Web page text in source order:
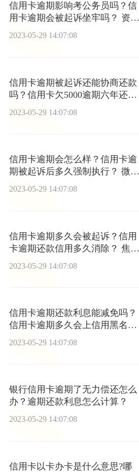
信用卡逾期影响考公务员吗？信
用卡逾期会被起诉坐牢吗？ 资讯
推荐
2023-05-29 14:07:08
信用卡逾期被起诉还能协商还款
吗？信用卡欠5000逾期六年还会
2023-05-29 14:07:08
信用卡逾期会怎么样？信用卡逾
期被起诉后多久强制执行？ 微速
讯
2023-05-29 14:07:08
信用卡逾期多久会被起诉？信用
卡逾期还款信用多久消除？ 焦点
2023-05-29 14:07:08
信用卡逾期还款利息能减免吗？
信用卡逾期多久会上信用黑名
2023-05-29 14:07:08
银行信用卡逾期了无力偿还怎么
办？逾期还款利息怎么计算？
2023-05-29 14:07:08
信用卡以卡办卡是什么意思?哪